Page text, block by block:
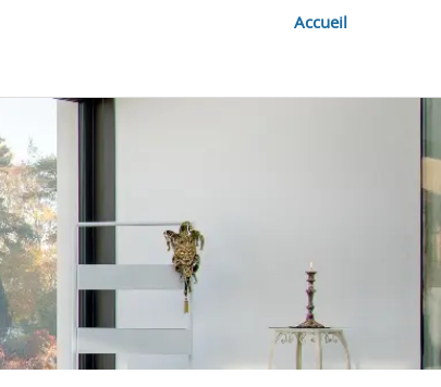
Accueil